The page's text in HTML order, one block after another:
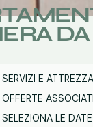
SERVIZI E
OFFERTE
SELEZIONA LE DATE